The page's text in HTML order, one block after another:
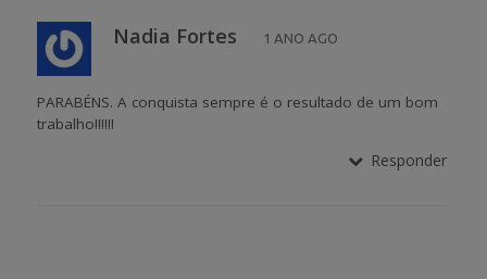
Nadia Fortes 1 ANO AGO
PARABÉNS. A conquista sempre é o resultado de um bom
trabalho!!!!!!
Responder